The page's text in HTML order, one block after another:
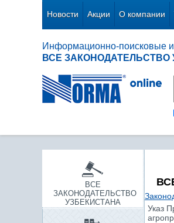
Новости Акции О компании
Информационно-поисковые
ВСЕ ЗАКОНОДАТЕЛЬСТВО
ВСЕ
ЗАКОНОДАТЕЛЬСТВО
УЗБЕКИСТАНА
Указ